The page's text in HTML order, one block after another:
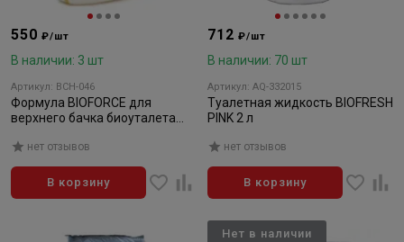
550₽/шт
В наличии: 3 шт
Артикул: ВСН-046
Формула BIOFORCE для
верхнего бачка биоуталета
нет отзывов
В корзину
712₽/шт
В наличии: 70 шт
Артикул: AQ-332015
Туалетная жидкость BIOFRESH
PINK 2 л
нет отзывов
В корзину
Нет в наличии